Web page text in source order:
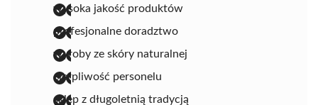
wysoka jakość produktów
profesjonalne doradztwo
wyroby ze skóry naturalnej
cierpliwość personelu
sklep z długoletnią tradycją